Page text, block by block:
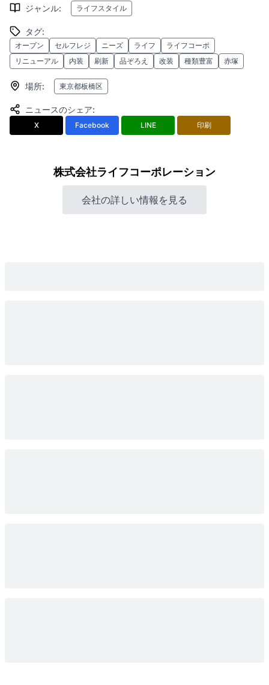
ジャンル: ライフスタイル
タグ:
オープン セルフレジ ニーズ ライフ
ライフコーポ
リニューアル
内装 刷新 品ぞろえ 改装 種類豊富 赤塚
場所: 東京都板橋区
ニュースのシェア:
X Facebook LINE 印刷
株式会社ライフコーポレーション
会社の詳しい情報を見る